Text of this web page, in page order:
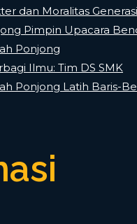
dan Moralitas
Pimpin Upacara
Ponjong
Ilmu: Tim DS SMK
Ponjong Latih Baris-